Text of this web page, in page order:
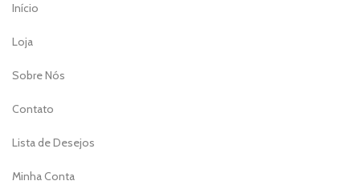
Início
Loja
Sobre Nós
Contato
Lista de Desejos
Minha Conta